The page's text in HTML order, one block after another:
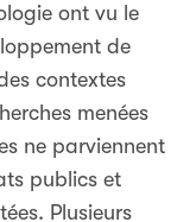
ont vu le
de
contextes
menées
ne parviennent
publics et
Plusieurs